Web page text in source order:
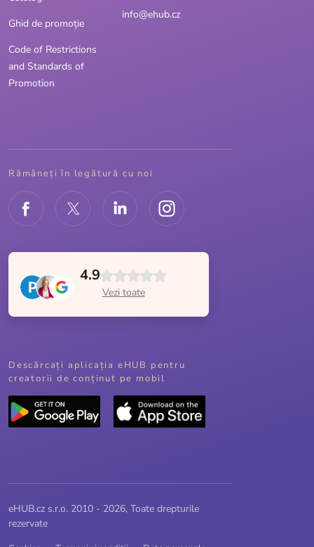
Ghid de promoție
Code of Restrictions
and Standards of
Promotion
info@ehub.cz
Rămâneți în legătură cu noi
4.9
Vezi toate
Descărcați aplicația eHUB pentru
creatorii de conținut pe mobil
eHUB.cz s.r.o. 2010 - 2026, Toate drepturile
rezervate